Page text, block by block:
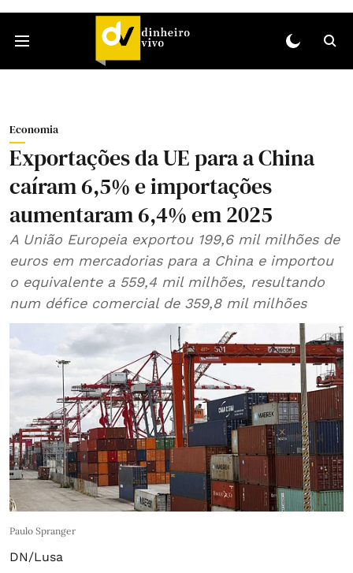
Economia
Exportações da UE para a China
caíram 6,5% e importações
aumentaram 6,4% em 2025
A União Europeia exportou 199,6 mil milhões de
euros em mercadorias para a China e importou
o equivalente a 559,4 mil milhões, resultando
num défice comercial de 359,8 mil milhões
Paulo Spranger
DN/Lusa